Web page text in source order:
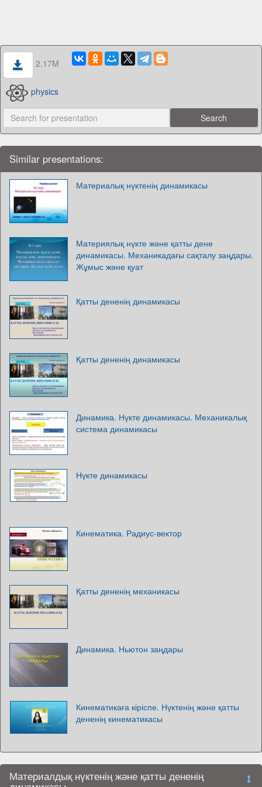
2.17M
physics
Similar presentations:
Материалық нүктенің динамикасы
Материялық нүкте және қатты дене
динамикасы. Механикадағы сақталу заңдары.
Жұмыс және қуат
Қатты дененің динамикасы
Қатты дененің динамикасы
Динамика. Нүкте динамикасы. Механикалық
система динамикасы
Нүкте динамикасы
Кинематика. Радиус-вектор
Қатты дененің механикасы
Динамика. Ньютон заңдары
Кинематикаға кіріспе. Нүктенің және қатты
дененің кинематикасы
Материалдық нүктенің және қатты дененің